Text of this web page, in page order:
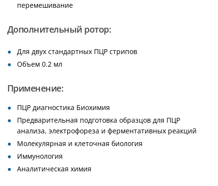
перемешивание
Дополнительный ротор:
Для двух стандартных ПЦР стрипов
Объем 0.2 мл
Применение:
ПЦР диагностика Биохимия
Предварительная подготовка образцов для ПЦР
анализа, электрофореза и ферментативных реакций
Молекулярная и клеточная биология
Иммунология
Аналитическая химия